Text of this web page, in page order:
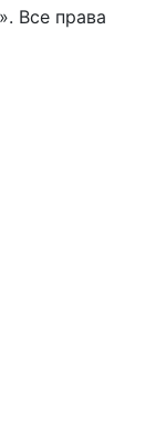
Все права